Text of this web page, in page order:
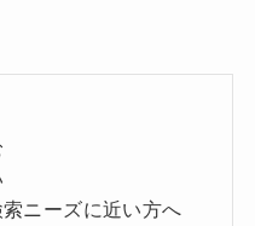
ニーズに近い方へ